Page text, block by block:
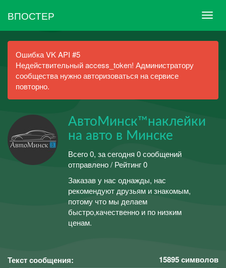
ВПОСТЕР
Ошибка VK API #5
Недействительный access_token! Администратору
сообщества нужно авторизоваться на сервисе
повторно.
АвтоМинск™наклейки
на авто в Минске
Всего 0, за сегодня 0 сообщений
отправлено / Рейтинг 0
Заказав у нас однажды, нас
рекомендуют друзьям и знакомым,
потому что мы делаем
быстро,качественно и по низким
ценам.
Текст сообщения: 15895символов